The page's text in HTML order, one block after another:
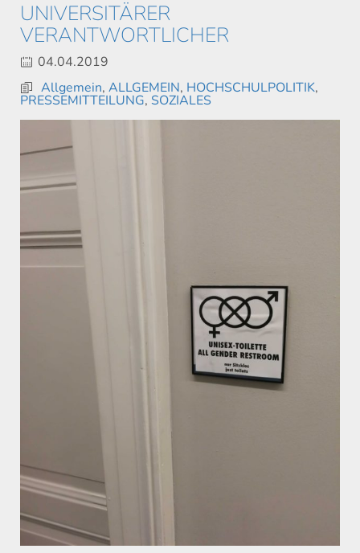
VERSITÄRER VER
ANTWORTLICHER
04.04.2019
Allgemein, ALLGEMEIN, HOCHSCHULPOLITIK,
PRESSEMITTEILUNG, SOZIALES